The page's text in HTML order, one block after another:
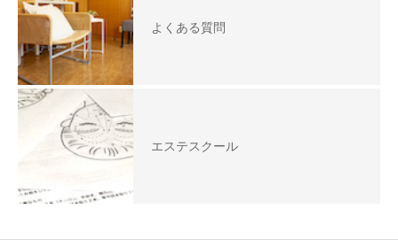
よくある質問
エステスクール